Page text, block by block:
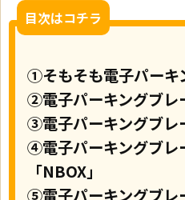
目次はコチラ
①そもそも電子パー
②電子パーキングブレ
③電子パーキングブレ
④電子パーキングブ
「NBOX」
⑤電子パーキングブ